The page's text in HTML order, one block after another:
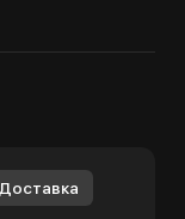
Доставка